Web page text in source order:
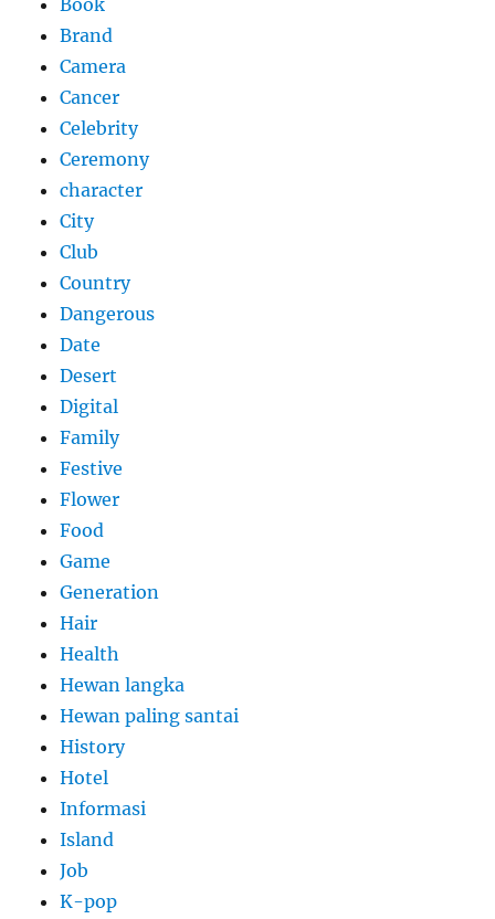
Brand
Camera
Cancer
Celebrity
Ceremony
character
City
Club
Country
Dangerous
Date
Desert
Digital
Family
Festive
Flower
Food
Game
Generation
Hair
Health
Hewan langka
Hewan paling santai
History
Hotel
Informasi
Island
Job
K-pop